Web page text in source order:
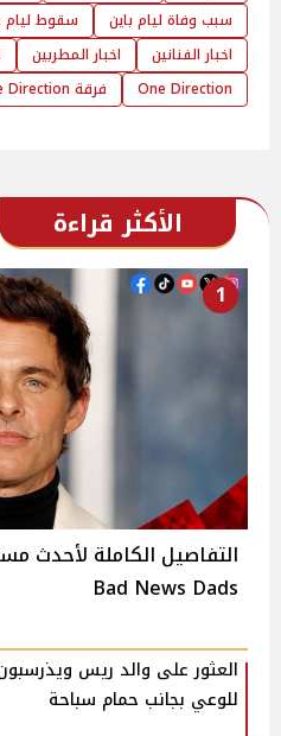
سبب وفاة ليام باين
سقوط ليام
اخبار الفنانين
اخبار المطربين
One Direction
فرقة One Direction
الأكثر قراءة
1
التفاصيل الكاملة
Bad News Dads
العثور على والد ريس
للوعي بجانب حمام سباحة